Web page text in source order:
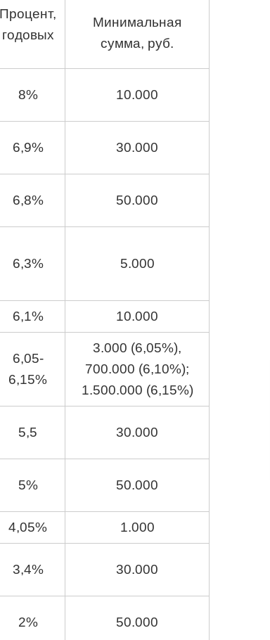
Процент,
годовых
Минимальная
сумма, руб.
8% 10.000
6,9% 30.000
6,8% 50.000
6,3% 5.000
6,1% 10.000
6,05-
6,15%
3.000 (6,05%),
700.000 (6,10%);
1.500.000 (6,15%)
5,5 30.000
5% 50.000
4,05% 1.000
3,4% 30.000
2% 50.000